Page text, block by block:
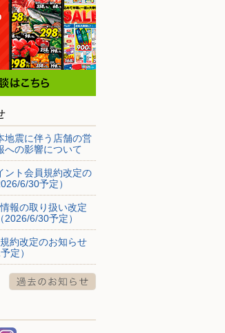
地震に伴う店舗の営
への影響について
ント会員規約改定の
6/30予定）
報の取り扱い改定
6/30予定）
約改定のお知らせ
定）